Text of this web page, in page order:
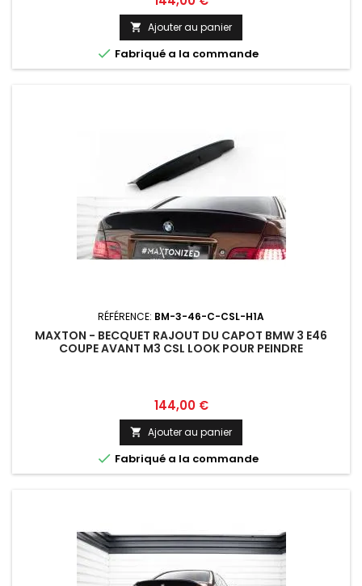
 Ajouter au panier
 Fabriqué a la commande
RÉFÉRENCE: BM-3-46-C-CSL-H1A
MAXTON - BECQUET RAJOUT DU CAPOT BMW 3 E46
COUPE AVANT M3 CSL LOOK POUR PEINDRE
Prix
144,00 €
 Ajouter au panier
 Fabriqué a la commande